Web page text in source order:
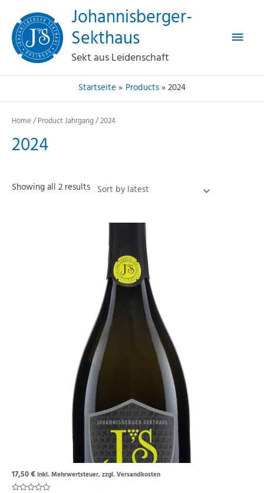
Inhalt
springen
Johannisberger-
Sekthaus
Sekt aus Leidenschaft
Startseite Products 2024
Home/ Product Jahrgang / 2024
2024
Showing all 2 results
17,50€inkl. Mehrwertsteuer, zzgl. Versandkosten